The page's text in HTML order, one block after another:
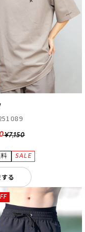
¥7,150
る